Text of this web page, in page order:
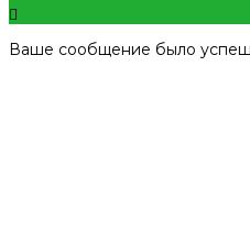
Ваше сообщение было